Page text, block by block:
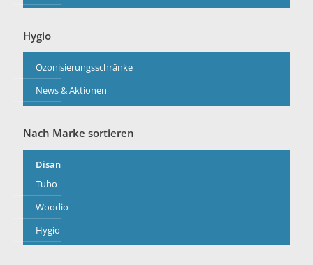
Hygio
Ozonisierungsschränke
News & Aktionen
Nach Marke sortieren
Disan
Tubo
Woodio
Hygio